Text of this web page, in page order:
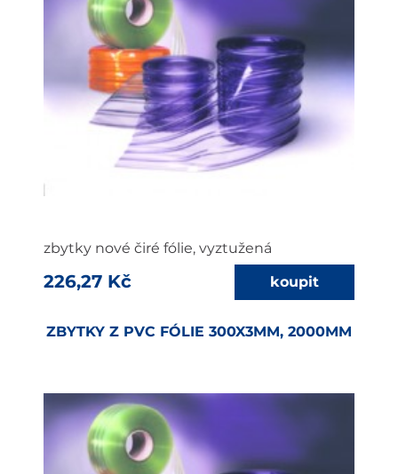
zbytky nové čiré fólie, vyztužená
226,27 Kč
ZBYTKY Z PVC FÓLIE 300X3MM, 2000MM